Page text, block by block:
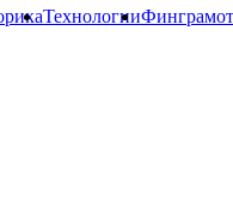
Технологии